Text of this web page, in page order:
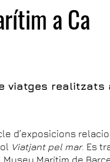
a Ca
viatges realitzats
d’exposicions
Viatjant pel mar. Es
Marítim de